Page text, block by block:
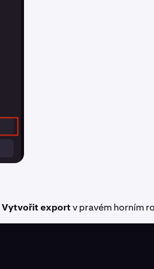
Vytvořit exportv pravém horním